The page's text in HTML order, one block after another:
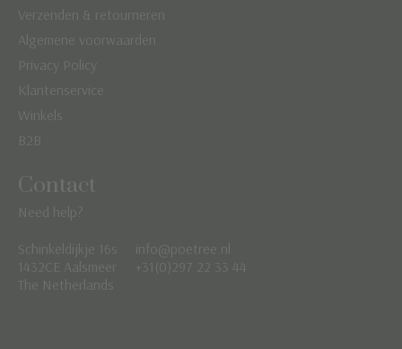
Verzenden & retourneren
Algemene voorwaarden
Privacy Policy
Klantenservice
Winkels
B2B
Contact
Need help?
Schinkeldijkje 16s
1432CE Aalsmeer
The Netherlands
info@poetree.nl
+31(0)297 22 33 44
Nederlands